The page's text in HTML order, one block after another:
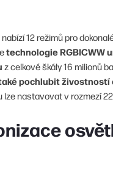
12 režimů pro
technologie RGBICWW
z celkové škály 16 milionů
pochlubit živostností
lze nastavovat v rozmezí